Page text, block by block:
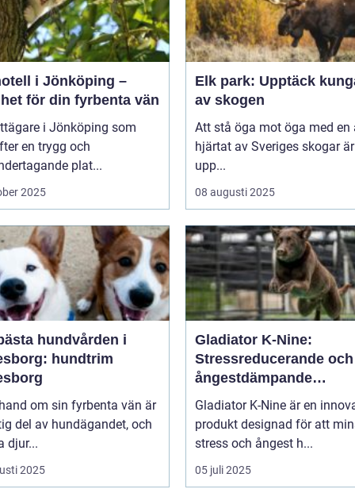
i Jönköping –
för din fyrbenta vän
i Jönköping som
en trygg och
plat...
2025
Elk park: Upptäck
av skogen
Att stå öga mot öga med en
hjärtat av Sveriges skogar
upp...
08 augusti 2025
hundvården i
hundtrim
om sin fyrbenta vän är
del av hundägandet, och
djur...
2025
Gladiator K-Nine:
Stressreducerande och
ångestdämpande
hundhalsband
Gladiator K-Nine är en
produkt designad för att
stress och ångest h...
05 juli 2025